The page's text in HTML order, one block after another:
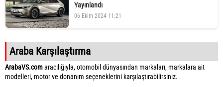
Yayınlandı
06 Ekim 2024 11:21
Araba Karşılaştırma
ArabaVS.comaracılığıyla, otomobil dünyasından markaları, markalara ait
modelleri, motor ve donanım seçeneklerini karşılaştırabilirsiniz.